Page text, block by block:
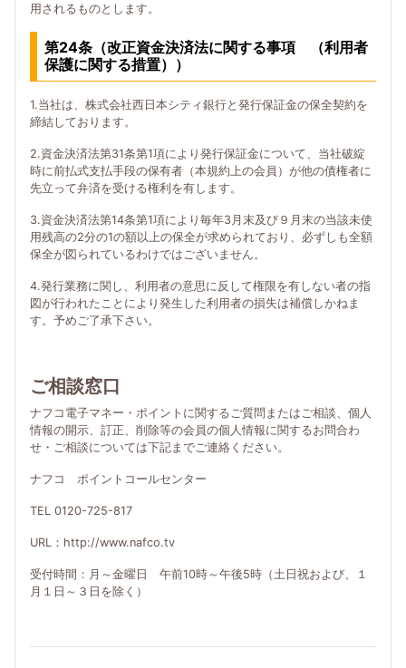
用されるものとします。
第24条（改正資金決済法に関する事項 （利用者
保護に関する措置））
1.当社は、株式会社西日本シティ銀行と発行保証金の保全契約を
締結しております。
2.資金決済法第31条第1項により発行保証金について、当社破綻
時に前払式支払手段の保有者（本規約上の会員）が他の債権者に
先立って弁済を受ける権利を有します。
3.資金決済法第14条第1項により毎年3月末及び９月末の当該未使
用残高の2分の1の額以上の保全が求められており、必ずしも全額
保全が図られているわけではございません。
4.発行業務に関し、利用者の意思に反して権限を有しない者の指
図が行われたことにより発生した利用者の損失は補償しかねま
す。予めご了承下さい。
ご相談窓口
ナフコ電子マネー・ポイントに関するご質問またはご相談、個人
情報の開示、訂正、削除等の会員の個人情報に関するお問合わ
せ・ご相談については下記までご連絡ください。
ナフコ ポイントコールセンター
TEL 0120-725-817
URL：http://www.nafco.tv
受付時間：月～金曜日 午前10時～午後5時（土日祝および、１
月１日～３日を除く）